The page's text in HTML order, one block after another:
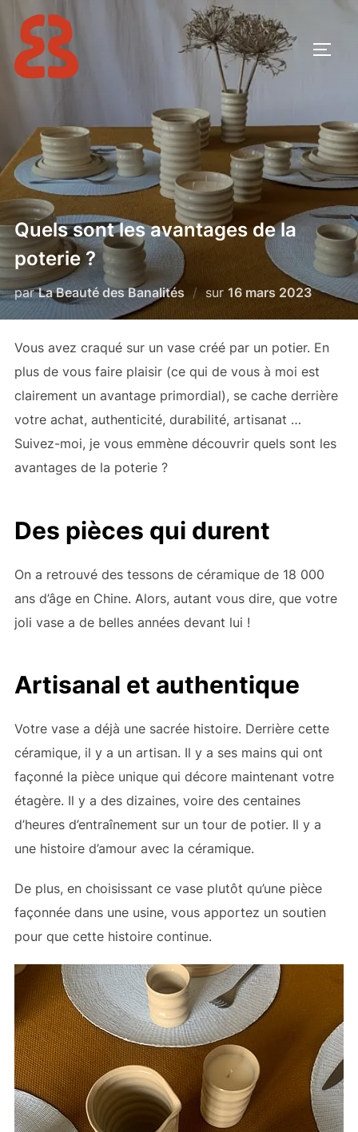
contenu
Quels sont les avantages de la
poterie ?
parLa Beauté des Banalités sur Publié
le
16 mars 2023
Vous avez craqué sur un vase créé par un potier. En
plus de vous faire plaisir (ce qui de vous à moi est
clairement un avantage primordial), se cache derrière
votre achat, authenticité, durabilité, artisanat …
Suivez-moi, je vous emmène découvrir quels sont les
avantages de la poterie ?
Des pièces qui durent
On a retrouvé des tessons de céramique de 18 000
ans d’âge en Chine. Alors, autant vous dire, que votre
joli vase a de belles années devant lui !
Artisanal et authentique
Votre vase a déjà une sacrée histoire. Derrière cette
céramique, il y a un artisan. Il y a ses mains qui ont
façonné la pièce unique qui décore maintenant votre
étagère. Il y a des dizaines, voire des centaines
d’heures d’entraînement sur un tour de potier. Il y a
une histoire d’amour avec la céramique.
De plus, en choisissant ce vase plutôt qu’une pièce
façonnée dans une usine, vous apportez un soutien
pour que cette histoire continue.